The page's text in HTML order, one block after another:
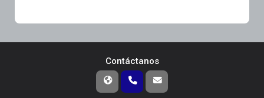
Contáctanos